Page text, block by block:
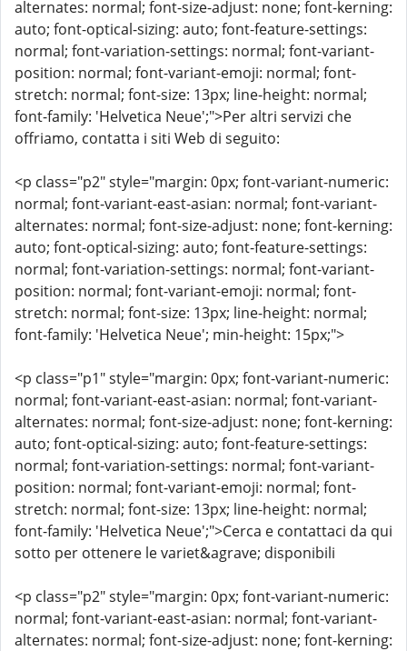
alternates: normal; font-size-adjust: none; font-kerning:
auto; font-optical-sizing: auto; font-feature-settings:
normal; font-variation-settings: normal; font-variant-
position: normal; font-variant-emoji: normal; font-
stretch: normal; font-size: 13px; line-height: normal;
font-family: 'Helvetica Neue';">Per altri servizi che
offriamo, contatta i siti Web di seguito:
<p class="p2" style="margin: 0px; font-variant-numeric:
normal; font-variant-east-asian: normal; font-variant-
alternates: normal; font-size-adjust: none; font-kerning:
auto; font-optical-sizing: auto; font-feature-settings:
normal; font-variation-settings: normal; font-variant-
position: normal; font-variant-emoji: normal; font-
stretch: normal; font-size: 13px; line-height: normal;
font-family: 'Helvetica Neue'; min-height: 15px;">
<p class="p1" style="margin: 0px; font-variant-numeric:
normal; font-variant-east-asian: normal; font-variant-
alternates: normal; font-size-adjust: none; font-kerning:
auto; font-optical-sizing: auto; font-feature-settings:
normal; font-variation-settings: normal; font-variant-
position: normal; font-variant-emoji: normal; font-
stretch: normal; font-size: 13px; line-height: normal;
font-family: 'Helvetica Neue';">Cerca e contattaci da qui
sotto per ottenere le variet&agrave; disponibili
<p class="p2" style="margin: 0px; font-variant-numeric:
normal; font-variant-east-asian: normal; font-variant-
alternates: normal; font-size-adjust: none; font-kerning: